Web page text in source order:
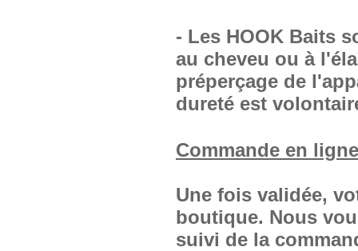
- Les HOOK Baits
au cheveu ou à
préperçage de
dureté est
Commande en
Une fois validée,
boutique. Nous
suivi de la